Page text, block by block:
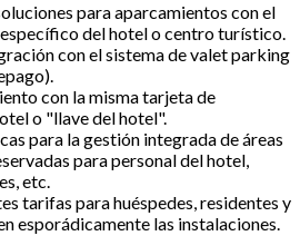
paraaparcamientos con el
específicodel hotel ocentroturístico.
con elsistemade valet parking
).
con lamismatarjetade
o "llavedel hotel".
para lagestión integradadeáreas
parapersonal del hotel,
, etc.
tarifas parahuéspedes,residentes y
esporádicamente las instalaciones.